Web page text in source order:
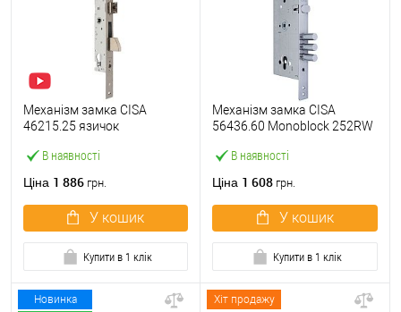
В наявності
Механізм замка CISA
46215.25 язичок
нержавіюча сталь
Ціна 1 886 грн.
У кошик
Купити в 1 клік
В наявності
Механізм замка CISA
56436.60 Monoblock 252RW
Ціна 1 608 грн.
У кошик
Купити в 1 клік
Новинка
Хіт продажу